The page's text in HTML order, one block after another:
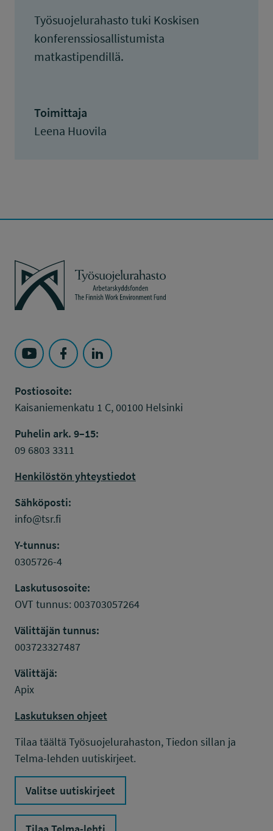
Työsuojelurahasto tuki Koskisen
konferenssiosallistumista
matkastipendillä.
Toimittaja
Leena Huovila
Työsuojelurahasto
Seuraa Työsuojelurahasto kohteessa: YouTube
Seuraa Työsuojelurahasto kohteessa:
Seuraa Työsuojelurahasto kohteessa:
Postiosoite:
Kaisaniemenkatu 1 C, 00100 Helsinki
Puhelin ark. 9–15:
09 6803 3311
Henkilöstön yhteystiedot
Sähköposti:
info@tsr.fi
Y-tunnus:
0305726-4
Laskutusosoite:
OVT tunnus: 003703057264
Välittäjän tunnus:
003723327487
Välittäjä:
Apix
Laskutuksen ohjeet
Tilaa täältä Työsuojelurahaston, Tiedon sillan ja
Telma-lehden uutiskirjeet.
Valitse uutiskirjeet